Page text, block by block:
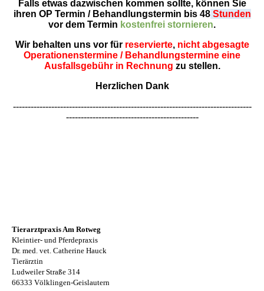
Falls etwas dazwischen kommen sollte, können Sie
ihren OP Termin / Behandlungstermin bis 48Stunden
vor dem Termin kostenfrei stornieren.
Wir behalten uns vor für reservierte, nicht abgesagte
Operationenstermine / Behandlungstermine eine
Ausfallsgebühr in Rechnung zu stellen.
Herzlichen Dank
---------------------------------------------------------------------------------
---------------------------------------------
Tierarztpraxis Am Rotweg
Kleintier- und Pferdepraxis
Dr. med. vet. Catherine Hauck
Tierärztin
Ludweiler Straße 314
66333 Völklingen-Geislautern